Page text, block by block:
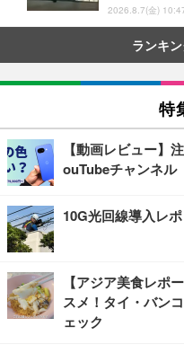
2026.8.7(金)
ランキ
特
【動画レビュー】
ouTubeチャンネル
10G光回線導入レポ
【アジア美食レポ
スメ！タイ・バン
ェック